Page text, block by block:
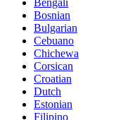
Bosnian
Bulgarian
Cebuano
Chichewa
Corsican
Croatian
Dutch
Estonian
Filipino